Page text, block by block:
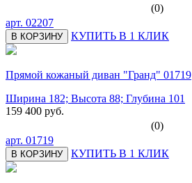
(0)
арт. 02207
В КОРЗИНУ КУПИТЬ В 1 КЛИК
Прямой кожаный диван "Гранд" 01719
Ширина 182; Высота 88; Глубина 101
159 400 руб.
(0)
арт. 01719
В КОРЗИНУ КУПИТЬ В 1 КЛИК